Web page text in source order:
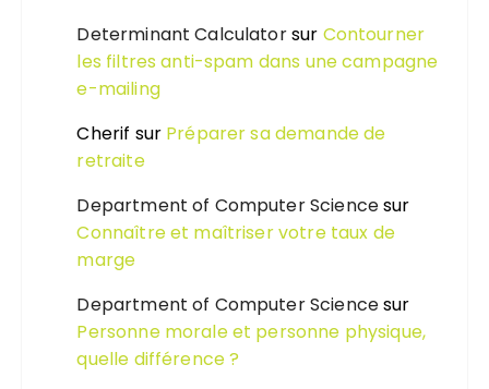
Determinant Calculatorsur Contourner
les filtres anti-spam dans une campagne
e-mailing
Cherif sur Préparer sa demande de
retraite
Department of Computer Sciencesur
Connaître et maîtriser votre taux de
marge
Department of Computer Sciencesur
Personne morale et personne physique,
quelle différence ?